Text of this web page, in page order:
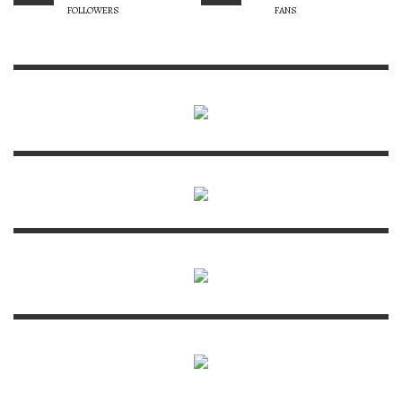
FOLLOWERS FANS